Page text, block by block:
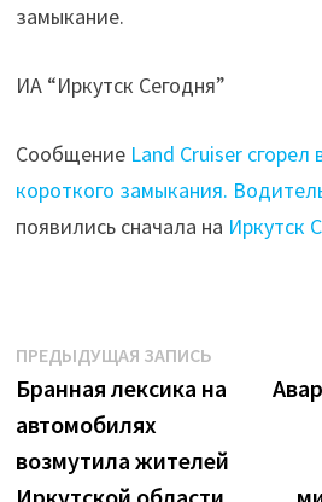
замыкание.
ИА “Иркутск Сегодня”
Сообщение Land Cruiser сгорел
короткого замыкания.
появились сначала на Иркутск
Навигация
по
записям
ПРЕДЫДУЩАЯ ЗАПИСЬПредыдущая
запись:
Бранная лексика на
автомобилях
возмутила жителей